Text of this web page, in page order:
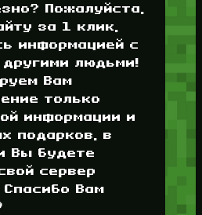
Пожалуйста,
за 1 клик,
информацией с
людьми!
Вам
только
информации и
подарков, в
Вы будете
сервер
Вам